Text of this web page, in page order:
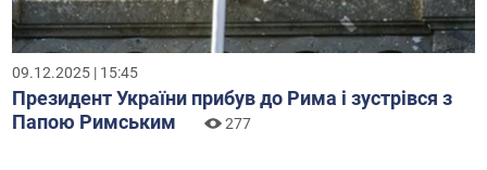
09.12.2025 | 15:45
Президент України прибув до Рима і зустрівся з
Папою Римським
277